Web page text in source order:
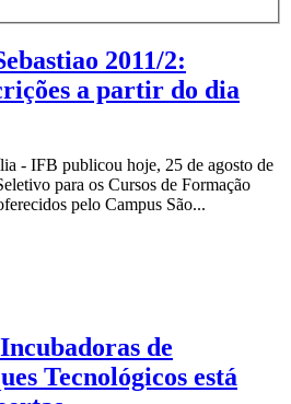
2011/2:
a partir do dia
- IFB publicou hoje, 25 de agosto de
para os Cursos de Formação
pelo Campus São...
de
Tecnológicos está